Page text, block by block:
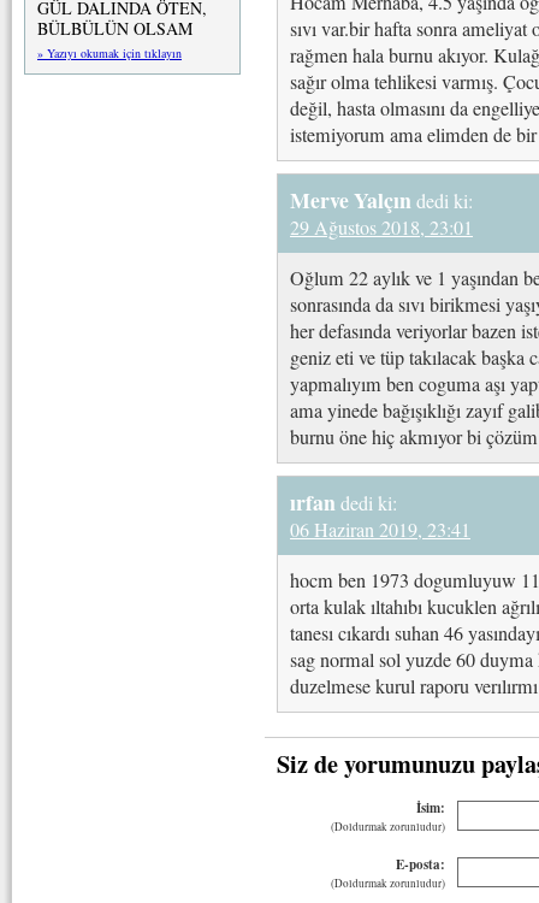
GÜL DALINDA ÖTEN,
BÜLBÜLÜN OLSAM
» Yazıyı okumak için tıklayın
sıvı var.bir hafta sonra
rağmen hala burnu akıyor.
sağır olma tehlikesi varmış.
değil, hasta olmasını da
istemiyorum ama elimden de
Merve Yalçındedi ki:
29 Ağustos 2018, 23:01
Oğlum 22 aylık ve 1 yaşından
sonrasında da sıvı birikmesi
her defasında veriyorlar bazen
geniz eti ve tüp takılacak
yapmalıyım ben coguma aşı
ama yinede bağışıklığı zayıf
burnu öne hiç akmıyor bi
ırfandedi ki:
06 Haziran 2019, 23:41
hocm ben 1973 dogumluyuw 11
orta kulak ıltahıbı kucuklen
tanesı cıkardı suhan 46
sag normal sol yuzde 60 duyma
duzelmese kurul raporu
Siz de yorumunuzu
İsim:
(Doldurmak zorunludur)
E-posta:
(Doldurmak zorunludur)